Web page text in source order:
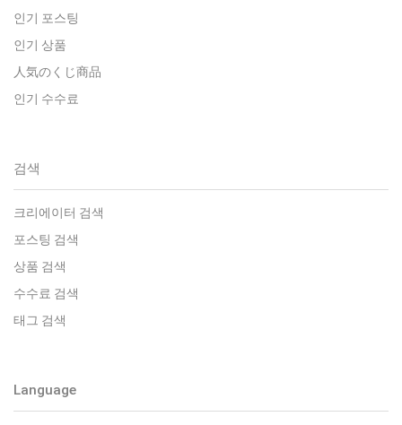
인기 포스팅
인기 상품
人気のくじ商品
인기 수수료
검색
크리에이터 검색
포스팅 검색
상품 검색
수수료 검색
태그 검색
Language